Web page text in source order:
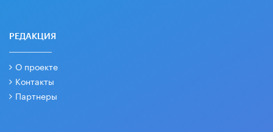
РЕДАКЦИЯ
О проекте
Контакты
Партнеры